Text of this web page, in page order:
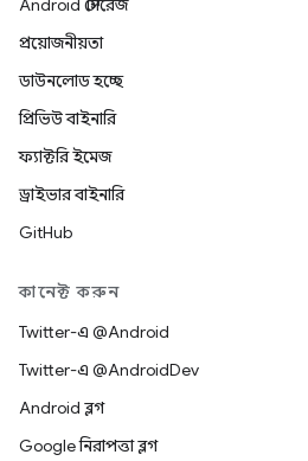
Android স্টোরেজ
প্রয়োজনীয়তা
ডাউনলোড হচ্ছে
প্রিভিউ বাইনারি
ফ্যাক্টরি ইমেজ
ড্রাইভার বাইনারি
GitHub
কানেক্ট করুন
Twitter-এ @Android
Twitter-এ @AndroidDev
Android ব্লগ
Google নিরাপত্তা ব্লগ